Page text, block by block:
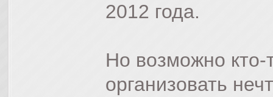
2012 года.
Но возможно
организовать